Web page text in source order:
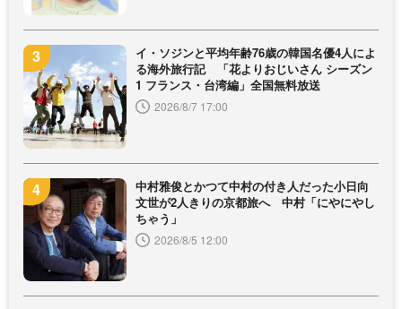
イ・ソジンと平均年齢76歳の韓国名優4人によ
る海外旅行記 「花よりおじいさん シーズン
1 フランス・台湾編」全国無料放送
2026/8/7 17:00
中村雅俊とかつて中村の付き人だった小日向
文世が2人きりの京都旅へ 中村「にやにやし
ちゃう」
2026/8/5 12:00